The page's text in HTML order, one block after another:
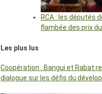
RCA : les députés
flambée des prix
Les plus lus
Coopération : Bangui et Rabat
dialogue sur les défis du